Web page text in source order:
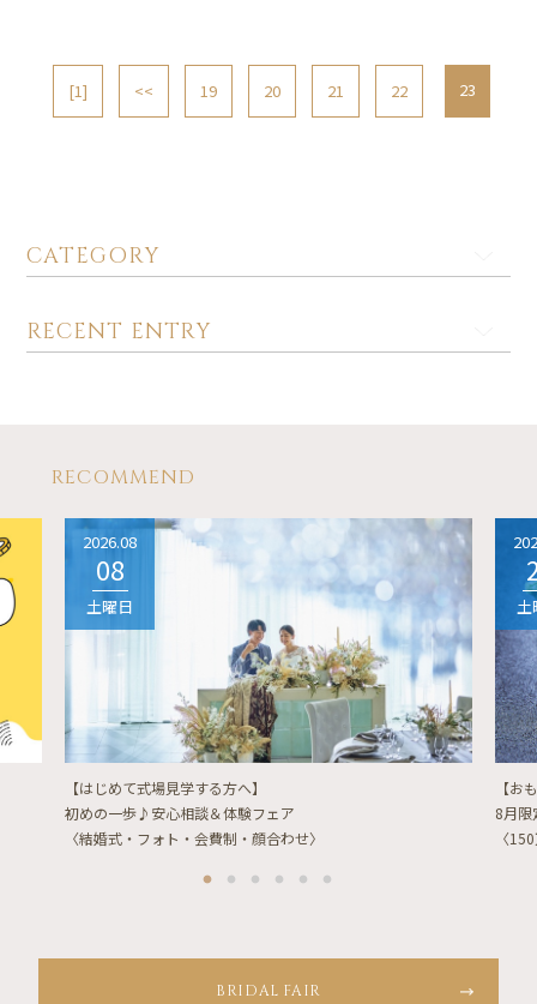
CATEGORY
RECENT ENTRY
[1] << 19 20 21 22 23
RECOMMEND
2026.08
08
土曜日
【はじめて式場見学する方へ】
初めの一歩♪安心相談＆体験フェア
〈結婚式・フォト・会費制・顔合わせ〉
土
【お
8月限
〈
BRIDAL FAIR